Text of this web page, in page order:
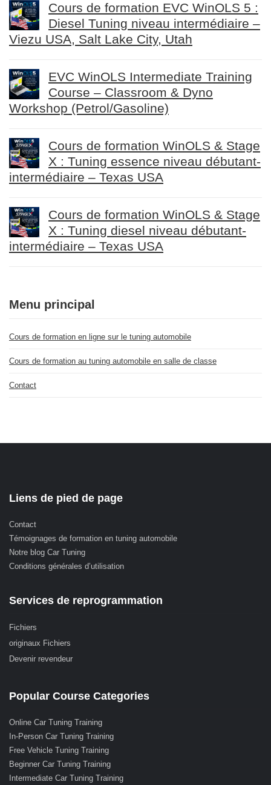
Cours de formation EVC WinOLS 5 :
Diesel Tuning niveau intermédiaire –
Viezu USA, Salt Lake City, Utah
EVC WinOLS Intermediate Training
Course – Classroom & Dyno
Workshop (Petrol/Gasoline)
Cours de formation WinOLS & Stage
X : Tuning essence niveau débutant-
intermédiaire – Texas USA
Cours de formation WinOLS & Stage
X : Tuning diesel niveau débutant-
intermédiaire – Texas USA
Menu principal
Cours de formation en ligne sur le tuning automobile
Cours de formation au tuning automobile en salle de classe
Contact
Liens de pied de page
Contact
Témoignages de formation en tuning automobile
Notre blog Car Tuning
Conditions générales d’utilisation
Services de reprogrammation
Fichiers
originaux Fichiers
Devenir revendeur
Popular Course Categories
Online Car Tuning Training
In-Person Car Tuning Training
Free Vehicle Tuning Training
Beginner Car Tuning Training
Intermediate Car Tuning Training